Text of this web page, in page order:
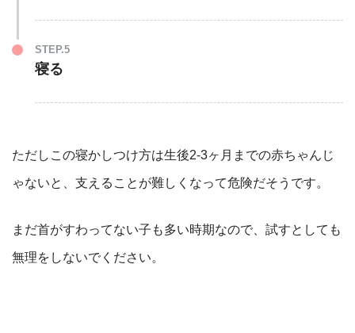
STEP.5
寝る
ただしこの寝かしつけ方は生後2-3ヶ月までの赤ちゃんじ
ゃないと、支えることが難しくなって危険だそうです。
まだ首がすわってない子も多い時期なので、試すとしても
無理をしないでください。